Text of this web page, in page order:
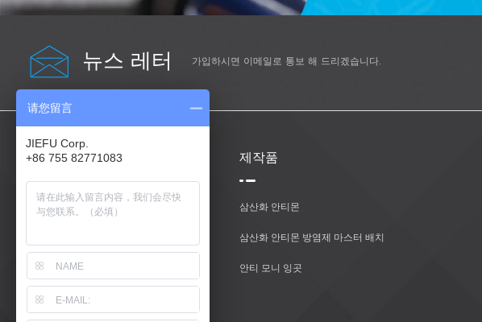
뉴스 레터 가입하시면 이메일로 통보 해 드리겠습니다.
도움이 필요하다
집
우리에 대해
문의하기
제작품
삼산화 안티몬
삼산화 안티몬 방염제 마스터 배치
안티 모니 잉곳
请您留言
JIEFU Corp.
+86 755 82771083